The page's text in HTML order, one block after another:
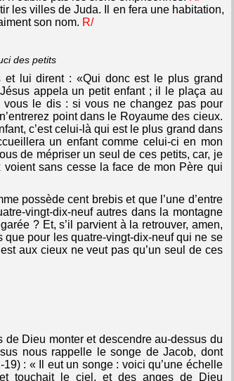
les villes de Juda. Il en fera une habitation,
son nom. R/
des petits
et lui dirent : «Qui donc est le plus grand
appela un petit enfant ; il le plaça au
le dis : si vous ne changez pas pour
point dans le Royaume des cieux.
c’est celui-là qui est le plus grand dans
un enfant comme celui-ci en mon
de mépriser un seul de ces petits, car, je
sans cesse la face de mon Père qui
possède cent brebis et que l’une d’entre
vingt-dix-neuf autres dans la montagne
? Et, s’il parvient à la retrouver, amen,
pour les quatre-vingt-dix-neuf qui ne se
aux cieux ne veut pas qu’un seul de ces
Dieu monter et descendre au-dessus du
nous rappelle le songe de Jacob, dont
: « Il eut un songe : voici qu’une échelle
touchait le ciel, et des anges de Dieu